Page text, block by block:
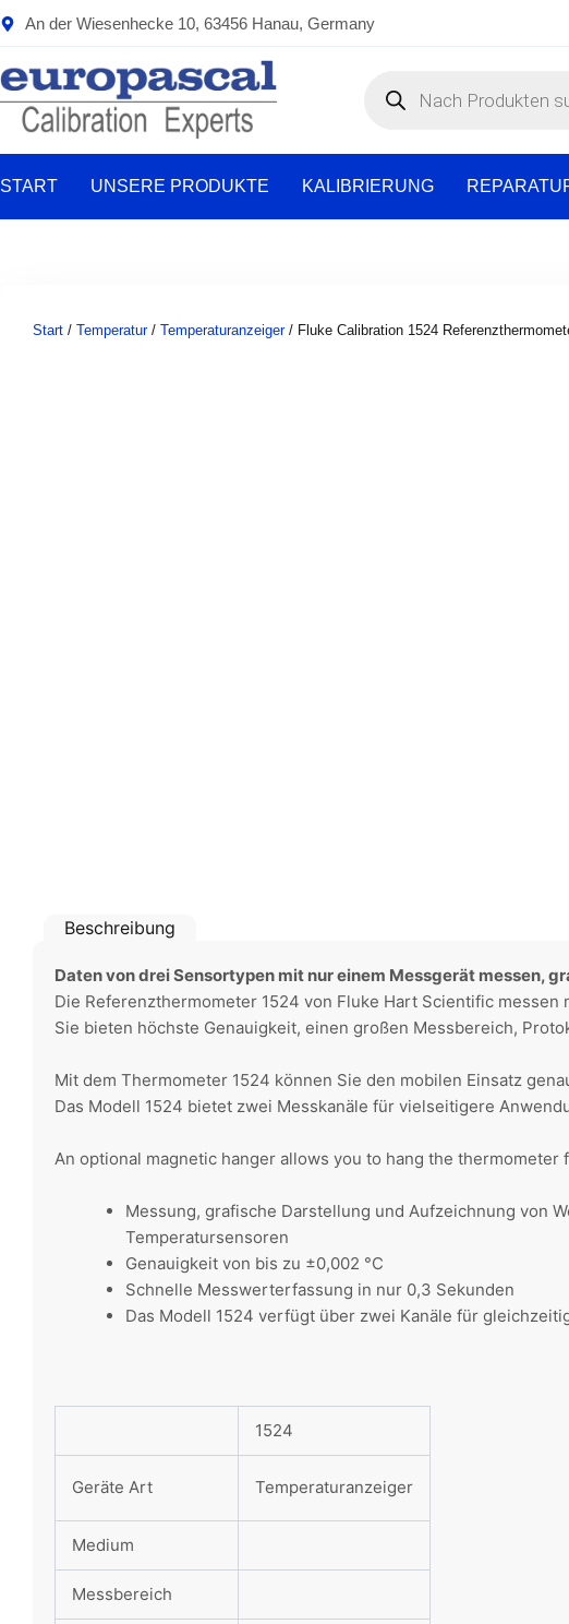
Zum
Inhalt
springen
An der Wiesenhecke 10, 63456 Hanau, Germany
search
START UNSERE PRODUKTE KALIBRIERUNG
Start / Temperatur/ Temperaturanzeiger/ Fluke Calibration 1524
Beschreibung
Daten von drei Sensortypen mit nur einem Messgerät messen,
Die Referenzthermometer 1524 von Fluke Hart Scientific
Sie bieten höchste Genauigkeit, einen großen Messbereich,
Mit dem Thermometer 1524 können Sie den mobilen Einsatz
Das Modell 1524 bietet zwei Messkanäle für vielseitigere
An optional magnetic hanger allows you to hang the
Messung, grafische Darstellung und Aufzeichnung von
Temperatursensoren
Genauigkeit von bis zu ±0,002 °C
Schnelle Messwerterfassung in nur 0,3 Sekunden
Das Modell 1524 verfügt über zwei Kanäle für
1524
Geräte Art Temperaturanzeiger
Medium
Messbereich